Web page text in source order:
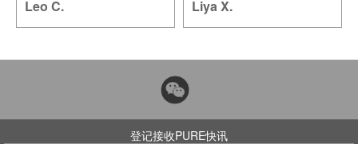
Leo C. Liya X.
登记接收PURE快讯